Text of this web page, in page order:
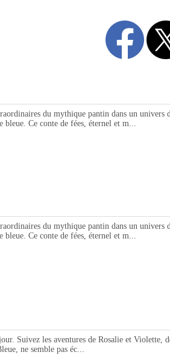
du mythique pantin dans un univers
bleue. Ce conte de fées, éternel et m...
du mythique pantin dans un univers
bleue. Ce conte de fées, éternel et m...
Suivez les aventures de Rosalie et Violette,
ne semble pas éc...